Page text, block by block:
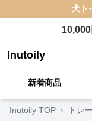
犬ト
10,000
Inutoily
新着商品
Inutoily TOP › トレ